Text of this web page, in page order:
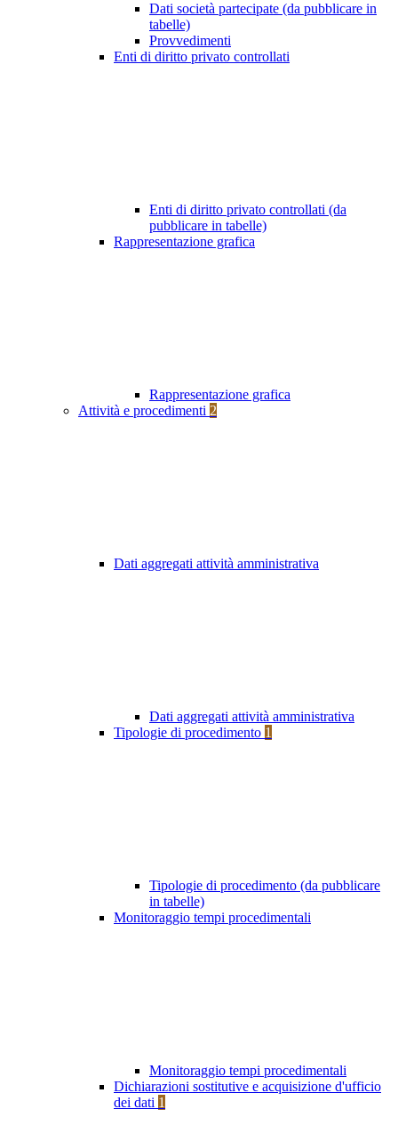
Dati società partecipate (da pubblicare in
tabelle)
Provvedimenti
Enti di diritto privato controllati
Enti di diritto privato controllati (da
pubblicare in tabelle)
Rappresentazione grafica
Rappresentazione grafica
Attività e procedimenti 2
Dati aggregati attività amministrativa
Dati aggregati attività amministrativa
Tipologie di procedimento 1
Tipologie di procedimento (da pubblicare
in tabelle)
Monitoraggio tempi procedimentali
Monitoraggio tempi procedimentali
Dichiarazioni sostitutive e acquisizione d'ufficio
dei dati 1